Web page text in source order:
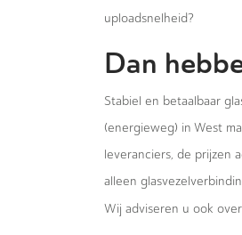
uploadsnelheid?
Dan
Stabiel en betaalbaar
(energieweg) in West
leveranciers, de prijzen
alleen
Wij adviseren u ook